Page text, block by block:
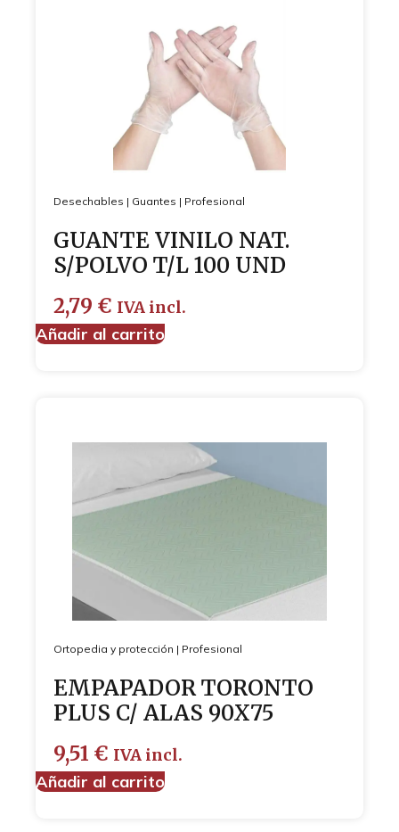
Desechables | Guantes | Profesional
GUANTE VINILO NAT.
S/POLVO T/L 100 UND
2,79 € IVA incl.
Añadir al carrito
Ortopedia y protección | Profesional
EMPAPADOR TORONTO
PLUS C/ ALAS 90X75
9,51 € IVA incl.
Añadir al carrito